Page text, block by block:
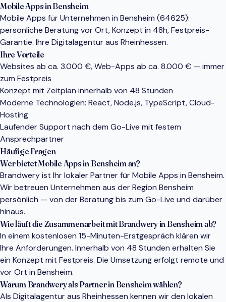
Mobile Apps in Bensheim
Mobile Apps für Unternehmen in Bensheim (64625):
persönliche Beratung vor Ort, Konzept in 48h, Festpreis-
Garantie. Ihre Digitalagentur aus Rheinhessen.
Ihre Vorteile
Websites ab ca. 3.000 €, Web-Apps ab ca. 8.000 € — immer
zum Festpreis
Konzept mit Zeitplan innerhalb von 48 Stunden
Moderne Technologien: React, Node.js, TypeScript, Cloud-
Hosting
Laufender Support nach dem Go-Live mit festem
Ansprechpartner
Häufige Fragen
Wer bietet Mobile Apps in Bensheim an?
Brandwery ist Ihr lokaler Partner für Mobile Apps in Bensheim.
Wir betreuen Unternehmen aus der Region Bensheim
persönlich — von der Beratung bis zum Go-Live und darüber
hinaus.
Wie läuft die Zusammenarbeit mit Brandwery in Bensheim ab?
In einem kostenlosen 15-Minuten-Erstgespräch klären wir
Ihre Anforderungen. Innerhalb von 48 Stunden erhalten Sie
ein Konzept mit Festpreis. Die Umsetzung erfolgt remote und
vor Ort in Bensheim.
Warum Brandwery als Partner in Bensheim wählen?
Als Digitalagentur aus Rheinhessen kennen wir den lokalen